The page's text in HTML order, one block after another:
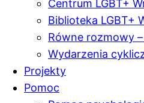
Centrum LGBT+
Biblioteka LGBT+
Równe rozmowy
Wydarzenia
Projekty
Pomoc